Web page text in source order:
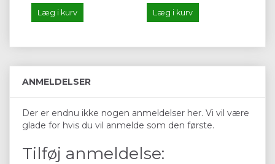
Læg i kurv Læg i kurv
ANMELDELSER
Der er endnu ikke nogen anmeldelser her. Vi vil være
glade for hvis du vil anmelde som den første.
Tilføj anmeldelse: